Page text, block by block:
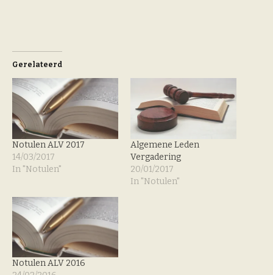
Gerelateerd
Notulen ALV 2017
14/03/2017
In "Notulen"
Algemene Leden
Vergadering
20/01/2017
In "Notulen"
Notulen ALV 2016